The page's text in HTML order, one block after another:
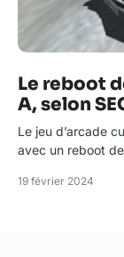
Le reboot
A, selon
Le jeu d’arcade
avec un reboot
19 février 2024